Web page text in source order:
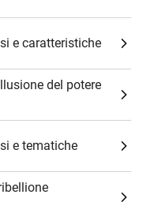
e caratteristiche
del potere
e tematiche